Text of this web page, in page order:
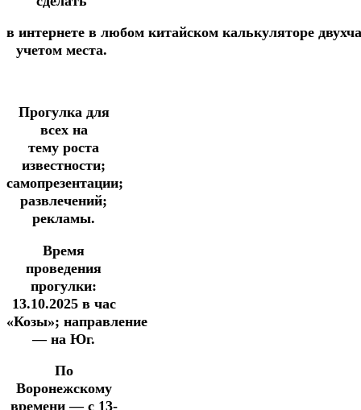
в интернете в любом китайском калькуляторе
учетом места.
Прогулка для
всех на
тему роста
известности;
самопрезентации;
развлечений;
рекламы.
Время
проведения
прогулки:
13.10.2025в час
«Козы»; направление
— на Юг.
По
Воронежскому
времени — с 13-